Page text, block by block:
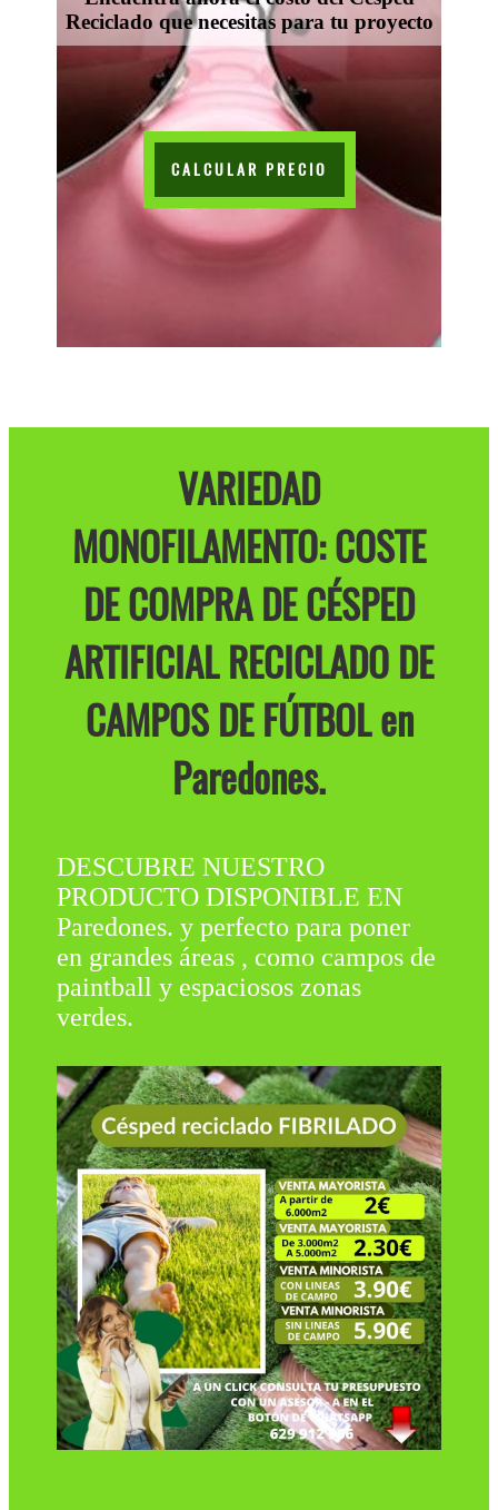
Reciclado que necesitas para tu proyecto
CALCULAR PRECIO
VARIEDAD
MONOFILAMENTO: COSTE
DE COMPRA DE CÉSPED
ARTIFICIAL RECICLADO DE
CAMPOS DE FÚTBOL en
Paredones.
DESCUBRE NUESTRO
PRODUCTO DISPONIBLE EN
Paredones. y perfecto para poner
en grandes áreas , como campos de
paintball y espaciosos zonas
verdes.